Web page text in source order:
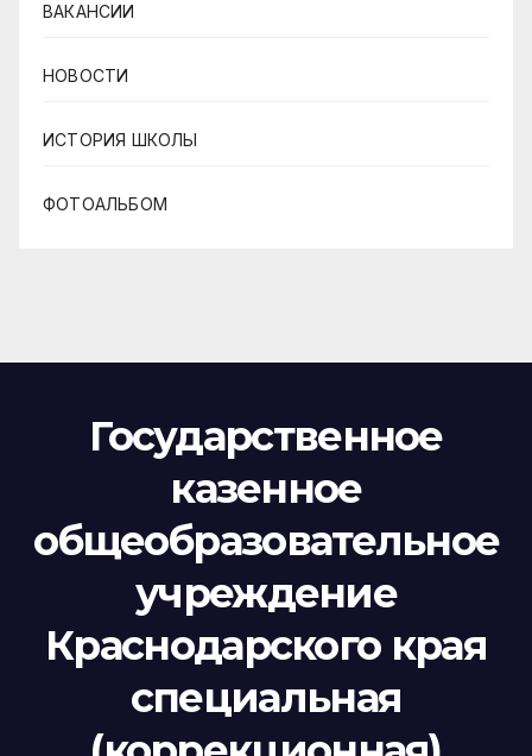
ВАКАНСИИ
НОВОСТИ
ИСТОРИЯ ШКОЛЫ
ФОТОАЛЬБОМ
Государственное
казенное
общеобразовательное
учреждение
Краснодарского края
специальная